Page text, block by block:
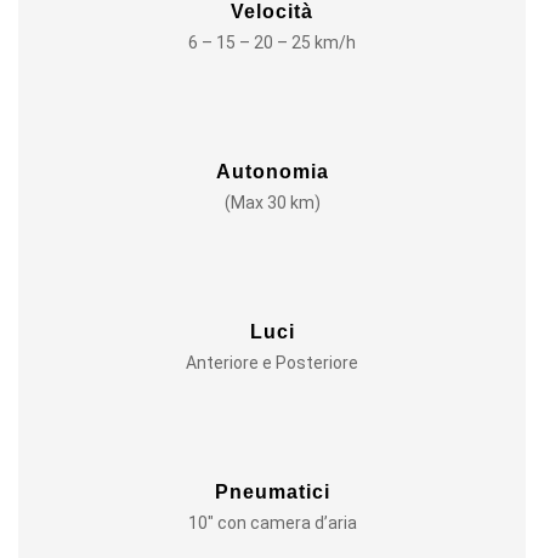
Velocità
6 – 15 – 20 – 25 km/h
Autonomia
(Max 30 km)
Luci
Anteriore e Posteriore
Pneumatici
10″ con camera d’aria